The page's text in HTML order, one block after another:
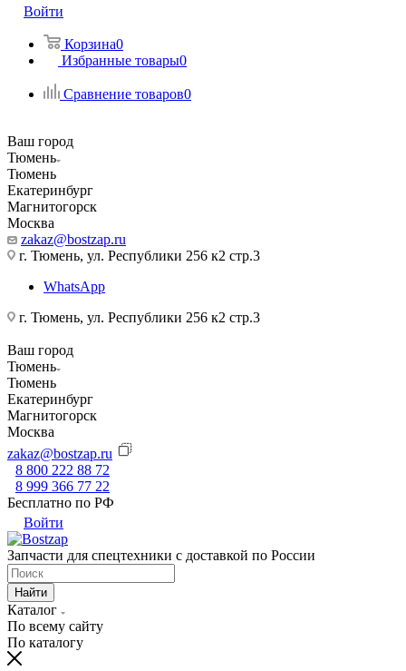
Войти
Корзина0
Избранные товары0
Сравнение товаров0
Ваш город
Тюмень
Тюмень
Екатеринбург
Магнитогорск
Москва
zakaz@bostzap.ru
г. Тюмень, ул. Республики 256 к2 стр.3
WhatsApp
г. Тюмень, ул. Республики 256 к2 стр.3
Ваш город
Тюмень
Тюмень
Екатеринбург
Магнитогорск
Москва
zakaz@bostzap.ru
8 800 222 88 72
8 999 366 77 22
Бесплатно по РФ
Войти
Запчасти для спецтехники с доставкой по России
Найти
Каталог
По всему сайту
По каталогу